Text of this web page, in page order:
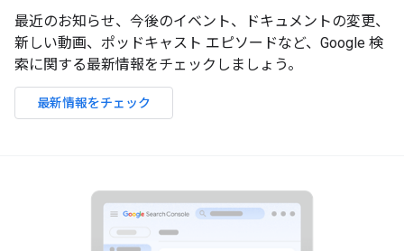
最近のお知らせ、今後のイベント、ドキュメントの変更、
新しい動画、ポッドキャスト エピソードなど、Google 検
索に関する最新情報をチェックしましょう。
最新情報をチェック